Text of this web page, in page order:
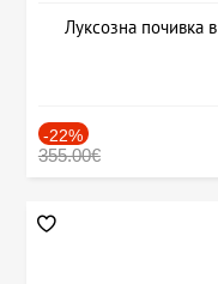
Луксозна почивка
-22%
355.00€